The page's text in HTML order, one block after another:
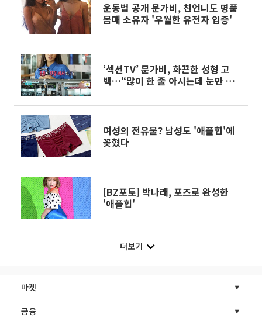
운동법 공개 문가비, 친언니도 명품
몸매 소유자 '우월한 유전자 입증'
‘섹션TV’ 문가비, 화끈한 성형 고
백…“많이 한 줄 아시는데 눈만 했
여성의 전유물? 남성도 '애플힙'에
꽂혔다
[BZ포토] 박나래, 포즈로 완성한
'애플힙'
더보기
마켓
금융